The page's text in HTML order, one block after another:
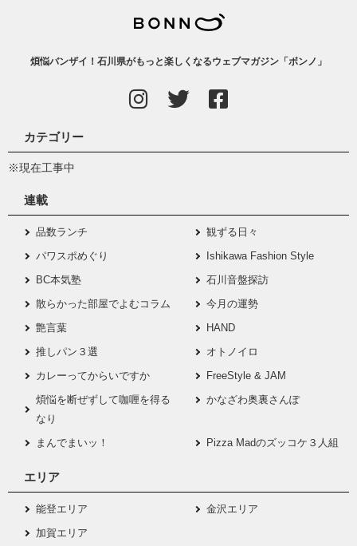
煩悩バンザイ！石川県がもっと楽しくなるウェブマガジン「ボンノ」
カテゴリー
※現在工事中
連載
品数ランチ
観ずる日々
パワスポめぐり
Ishikawa Fashion Style
BC本気塾
石川音盤探訪
散らかった部屋でよむコラム
今月の運勢
艶言葉
HAND
推しパン３選
オトノイロ
カレーってからいですか
FreeStyle & JAM
煩悩を断ぜずして咖喱を得る
なり
かなざわ奥裏さんぽ
まんでまいッ！ Pizza Madのズッコケ３人組
エリア
能登エリア
金沢エリア
加賀エリア